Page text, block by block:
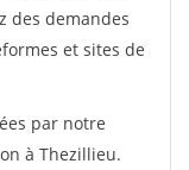
des demandes
et sites de
par notre
à Thezillieu.